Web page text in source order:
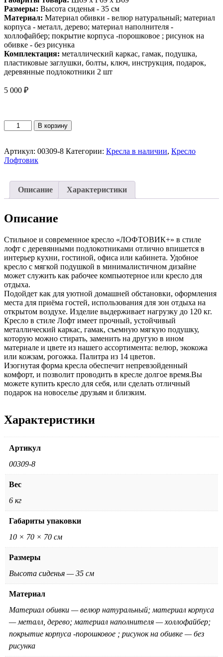
Размеры: Высота сиденья - 35 см
Материал: Материал обивки - велюр натуральный; материал
корпуса - металл, дерево; материал наполнителя -
холлофайбер; покрытие корпуса -порошковое ; рисунок на
обивке - без рисунка
Комплектация: металлический каркас, гамак, подушка,
пластиковые заглушки, болты, ключ, инструкция, подарок,
деревянные подлокотники 2 шт
5 000 ₽
Количество
товара
для
отдыха
Коричневый
Велюр
В корзину
Артикул: 00309-8 Категории: Кресла в наличии, Кресло
Лофтовик
Описание Характеристики
Описание
Стильное и современное кресло «ЛОФТОВИК+» в стиле
лофт с деревянными подлокотниками отлично впишется в
интерьер кухни, гостиной, офиса или кабинета. Удобное
кресло с мягкой подушкой в минималистичном дизайне
может служить как рабочее компьютерное или кресло для
отдыха.
Подойдет как для уютной домашней обстановки, оформления
места для приёма гостей, использования для зон отдыха на
открытом воздухе. Изделие выдерживает нагрузку до 120 кг.
Кресло в стиле Лофт имеет прочный, устойчивый
металлический каркас, гамак, съемную мягкую подушку,
которую можно стирать, заменить на другую в ином
материале и цвете из нашего ассортимента: велюр, экокожа
или кожзам, рогожка. Палитра из 14 цветов.
Изогнутая форма кресла обеспечит непревзойденный
комфорт, и позволит проводить в кресле долгое время.Вы
можете купить кресло для себя, или сделать отличный
подарок на новоселье друзьям и близким.
Характеристики
Артикул
00309-8
Вес
6 кг
Габариты упаковки
10 × 70 × 70 см
Размеры
Высота сиденья — 35 см
Материал
Материал обивки — велюр натуральный; материал корпуса
— металл, дерево; материал наполнителя — холлофайбер;
покрытие корпуса -порошковое ; рисунок на обивке — без
рисунка